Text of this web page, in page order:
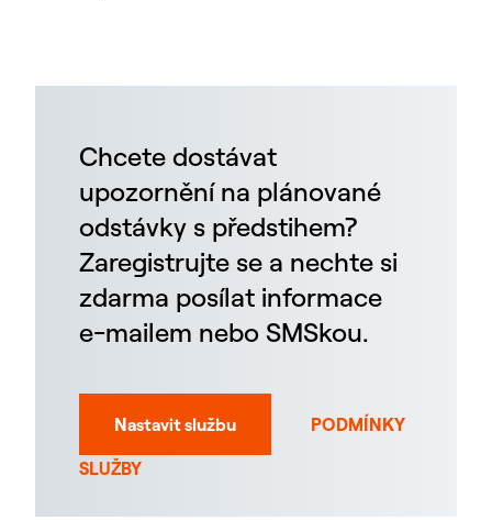
Chcete dostávat
upozornění na plánované
odstávky s předstihem?
Zaregistrujte se a nechte si
zdarma posílat informace
e-mailem nebo SMSkou.
Nastavit službu
PODMÍNKY
SLUŽBY